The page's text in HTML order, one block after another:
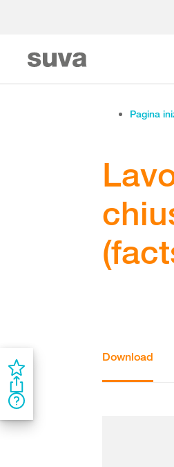
Pagina
Download